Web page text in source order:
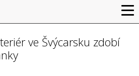
ve Švýcarsku zdobí